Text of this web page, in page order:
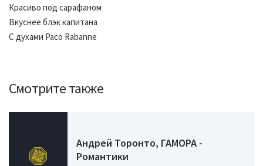
Красиво под сарафаном
Вкуснее блэк капитана
С духами Paco Rabanne
Смотрите также
Андрей Торонто, ГАМОРА -
Романтики